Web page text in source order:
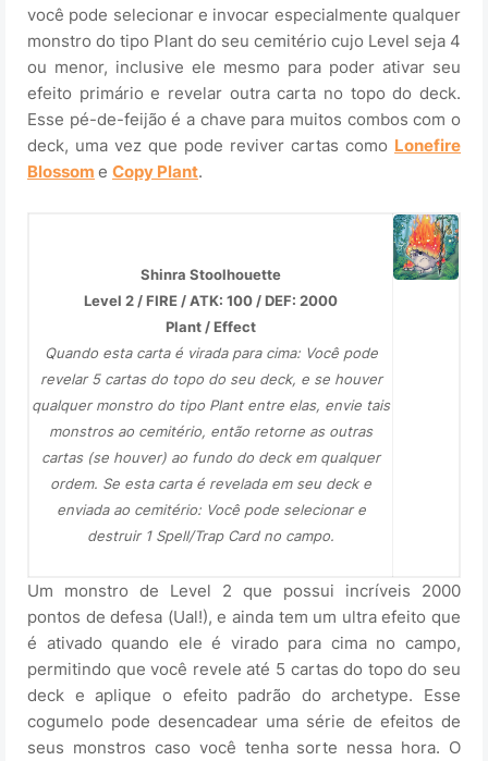
você pode selecionar e invocar especialmente qualquer
monstro do tipo Plant do seu cemitério cujo Level seja 4
ou menor, inclusive ele mesmo para poder ativar seu
efeito primário e revelar outra carta no topo do deck.
Esse pé-de-feijão é a chave para muitos combos com o
deck, uma vez que pode reviver cartas como Lonefire
Blossom e Copy Plant.
Shinra Stoolhouette
Level 2 / FIRE / ATK: 100 / DEF: 2000
Plant / Effect
Quando esta carta é virada para cima: Você pode
revelar 5 cartas do topo do seu deck, e se houver
qualquer monstro do tipo Plant entre elas, envie tais
monstros ao cemitério, então retorne as outras
cartas (se houver) ao fundo do deck em qualquer
ordem. Se esta carta é revelada em seu deck e
enviada ao cemitério: Você pode selecionar e
destruir 1 Spell/Trap Card no campo.
Um monstro de Level 2 que possui incríveis 2000
pontos de defesa (Ual!), e ainda tem um ultra efeito que
é ativado quando ele é virado para cima no campo,
permitindo que você revele até 5 cartas do topo do seu
deck e aplique o efeito padrão do archetype. Esse
cogumelo pode desencadear uma série de efeitos de
seus monstros caso você tenha sorte nessa hora. O